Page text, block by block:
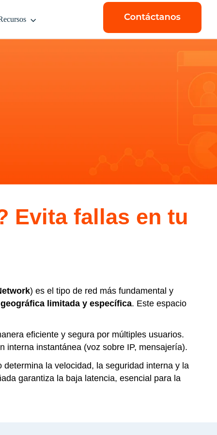
Evita fallas en tu
) es el tipo de red más fundamental y
limitada y específica. Este espacio
eficiente y segura por múltiples usuarios.
interna instantánea (voz sobre IP, mensajería).
la velocidad, la seguridad interna y la
garantiza la baja latencia, esencial para la